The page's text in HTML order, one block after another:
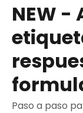
NEW -
Paso a paso